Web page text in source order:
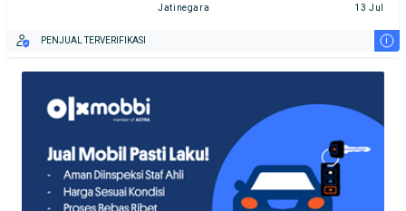
Jatinegara 13 Jul
PENJUAL TERVERIFIKASI i